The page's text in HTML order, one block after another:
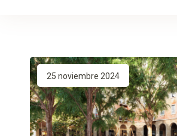
25 noviembre 2024